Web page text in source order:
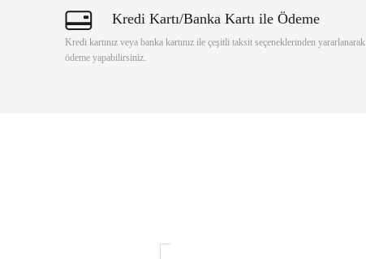
Kredi Kartı/Banka Kartı ile Ödeme
Kredi kartınız veya banka kartınız ile çeşitli taksit seçeneklerinden yararlanarak
ödeme yapabilirsiniz.